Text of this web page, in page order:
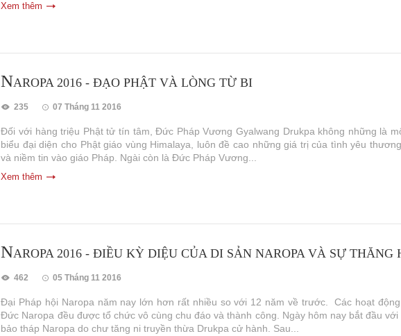
Xem thêm
NAROPA 2016 - ĐẠO PHẬT VÀ LÒNG TỪ BI
235 07 Tháng 11 2016
Đối với hàng triệu Phật tử tín tâm, Đức Pháp Vương Gyalwang Drukpa không những là
biểu đại diện cho Phật giáo vùng Himalaya, luôn đề cao những giá trị của tình yêu
và niềm tin vào giáo Pháp. Ngài còn là Đức Pháp Vương...
Xem thêm
NAROPA 2016 - ĐIỀU KỲ DIỆU CỦA DI SẢN NAROPA VÀ SỰ THĂNG
462 05 Tháng 11 2016
Đại Pháp hội Naropa năm nay lớn hơn rất nhiều so với 12 năm về trước. Các hoạt
Đức Naropa đều được tổ chức vô cùng chu đáo và thành công. Ngày hôm nay bắt đầu
bảo tháp Naropa do chư tăng ni truyền thừa Drukpa cử hành. Sau...